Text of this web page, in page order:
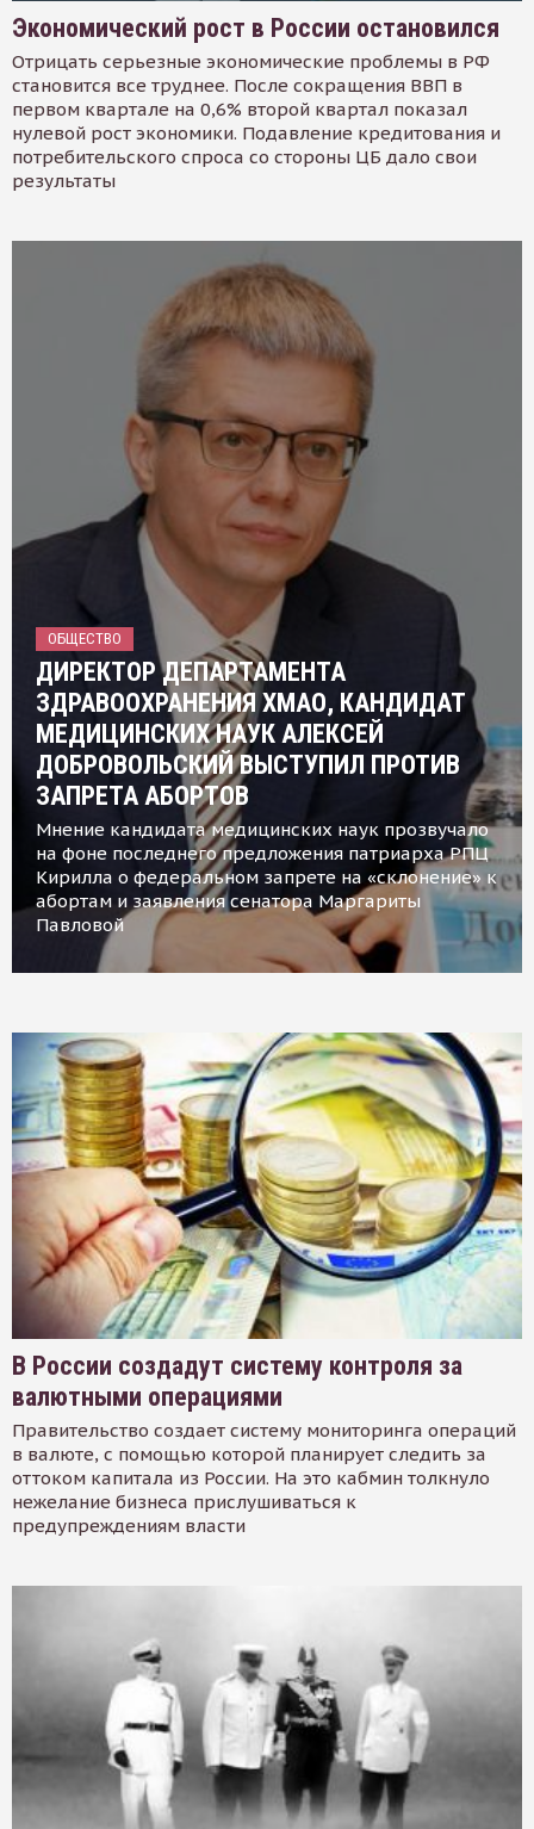
Экономический рост в России остановился
Отрицать серьезные экономические проблемы в РФ
становится все труднее. После сокращения ВВП в
первом квартале на 0,6% второй квартал показал
нулевой рост экономики. Подавление кредитования и
потребительского спроса со стороны ЦБ дало свои
результаты
ОБЩЕСТВО
ДИРЕКТОР ДЕПАРТАМЕНТА
ЗДРАВООХРАНЕНИЯ ХМАО, КАНДИДАТ
МЕДИЦИНСКИХ НАУК АЛЕКСЕЙ
ДОБРОВОЛЬСКИЙ ВЫСТУПИЛ ПРОТИВ
ЗАПРЕТА АБОРТОВ
Мнение кандидата медицинских наук прозвучало
на фоне последнего предложения патриарха РПЦ
Кирилла о федеральном запрете на «склонение» к
абортам и заявления сенатора Маргариты
Павловой
В России создадут систему контроля за
валютными операциями
Правительство создает систему мониторинга операций
в валюте, с помощью которой планирует следить за
оттоком капитала из России. На это кабмин толкнуло
нежелание бизнеса прислушиваться к
предупреждениям власти